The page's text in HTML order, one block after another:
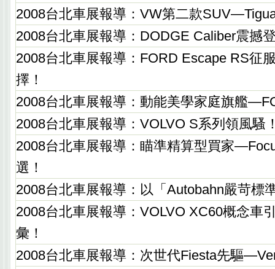
2008台北車展報導：VW第二款
2008台北車展報導：DODGE Caliber震撼
2008台北車展報導：FORD Escape RS征
擇！
2008台北車展報導：動能美學家庭旗艦
2008台北車展報導：VOLVO S系列領風騷
2008台北車展報導：瞄準精算型買家
選！
2008台北車展報導：以「Autobahn嚴苛標
2008台北車展報導：VOLVO XC60概念車
彙！
2008台北車展報導：次世代Fiesta先驅